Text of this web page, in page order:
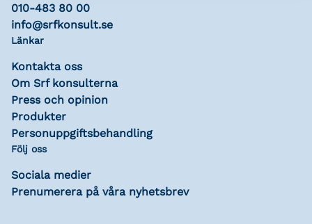
010-483 80 00
info@srfkonsult.se
Länkar
Kontakta oss
Om Srf konsulterna
Press och opinion
Produkter
Personuppgiftsbehandling
Följ oss
Sociala medier
Prenumerera på våra nyhetsbrev